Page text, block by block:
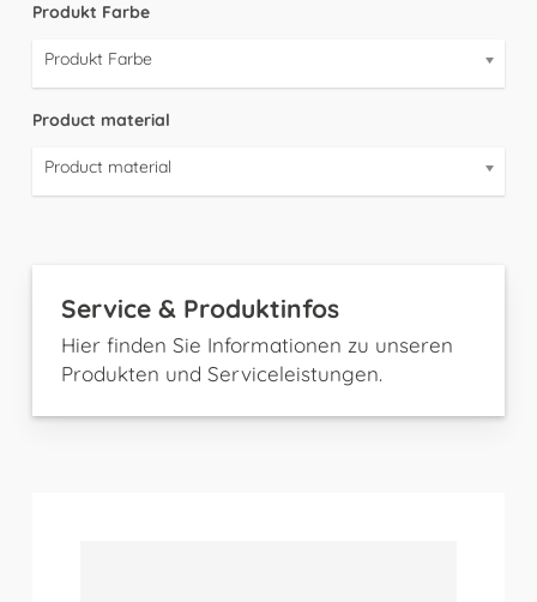
Produkt Farbe
Produkt Farbe
Product material
Product material
Service & Produktinfos
Hier finden Sie Informationen zu unseren
Produkten und Serviceleistungen.